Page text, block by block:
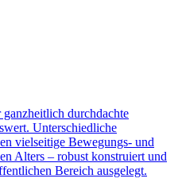
durchdachte
Unterschiedliche
vielseitige Bewegungs- und
Alters – robust konstruiert und
Bereich ausgelegt.